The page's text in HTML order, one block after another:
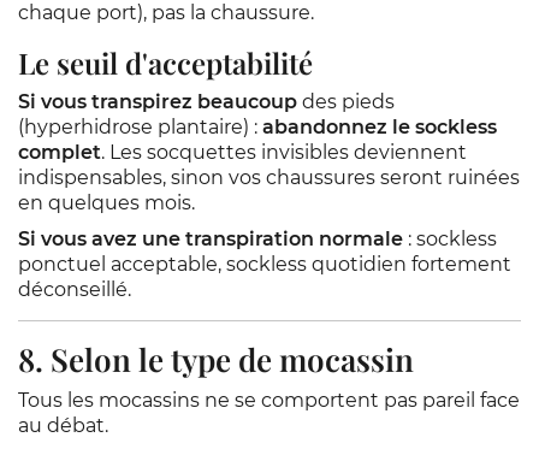
chaque port), pas la chaussure.
Le seuil d'acceptabilité
Si vous transpirez beaucoup des pieds
(hyperhidrose plantaire) : abandonnez le sockless
complet. Les socquettes invisibles deviennent
indispensables, sinon vos chaussures seront ruinées
en quelques mois.
Si vous avez une transpiration normale : sockless
ponctuel acceptable, sockless quotidien fortement
déconseillé.
8. Selon le type de mocassin
Tous les mocassins ne se comportent pas pareil face
au débat.